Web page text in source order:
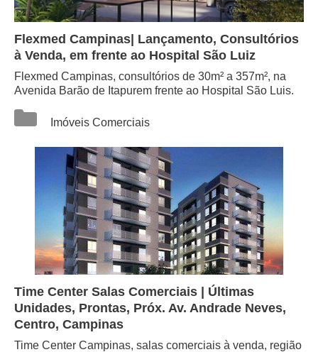
Flexmed Campinas| Lançamento, Consultórios
à Venda, em frente ao Hospital São Luiz
Flexmed Campinas, consultórios de 30m² a 357m², na
Avenida Barão de Itapurem frente ao Hospital São Luis.
Imóveis Comerciais
Time Center Salas Comerciais | Últimas
Unidades, Prontas, Próx. Av. Andrade Neves,
Centro, Campinas
Time Center Campinas, salas comerciais à venda, região